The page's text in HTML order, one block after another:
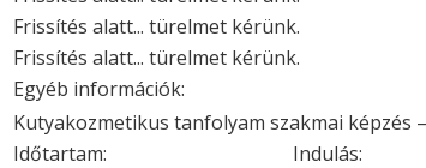
Frissítés alatt... türelmet kérünk.
Frissítés alatt... türelmet kérünk.
Egyéb információk:
Kutyakozmetikus tanfolyam szakmai képzés
Időtartam:
Indulás: